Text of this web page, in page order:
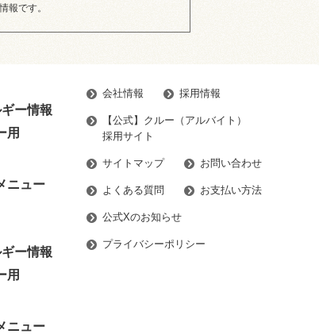
報です。
ー情報
用
ニュー
ー情報
用
ニュー
会社情報 採用情報
【公式】クルー（アルバイト）
採用サイト
サイトマップ お問い合わせ
よくある質問 お支払い方法
公式Xのお知らせ
プライバシーポリシー